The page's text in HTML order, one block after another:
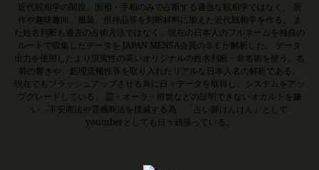
近代観相学の開祖。面相・手相のみで占断する適当な観相学ではなく、 所
作や趣味趣向、服装、所持品等を判断材料に加えた近代観相学を作る。 ま
た姓名判断も過去の占術方法ではなく、現在の日本人のフルネームを独自の
ルートで収集したデータを JAPAN MENSA会員のＳＥが解析した、 データ
出力を使用したより現実性の高いオリジナルの姓名判断・命名術を使う。名
前の響きや、処理流暢性等を取り入れたリアルな日本人名の解析である。
現在でもブラッシュアップさせる為に日々データを取得し、システムをアッ
プグレードしている。 霊・オーラ・前世などの証明できないオカルトを嫌
い、不安商法や霊感商法を撲滅する為、「占い師けんけん」として
youtuberとしても日々頑張っている。